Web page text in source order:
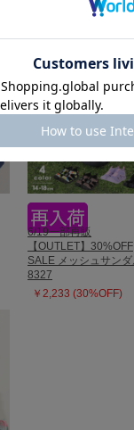
6/19一部再販
【OUTLET】30%OFF
SALE メッシュサン
8327
￥2,233 (30%OFF)